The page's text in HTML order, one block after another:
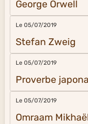
George Orwell
Le 05/07/2019
Stefan Zweig
Le 05/07/2019
Proverbe
Le 05/07/2019
Omraam